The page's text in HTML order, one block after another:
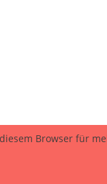
Browser für